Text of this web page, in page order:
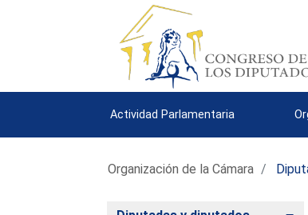
Actividad Parlamentaria
Organización de la Cámara